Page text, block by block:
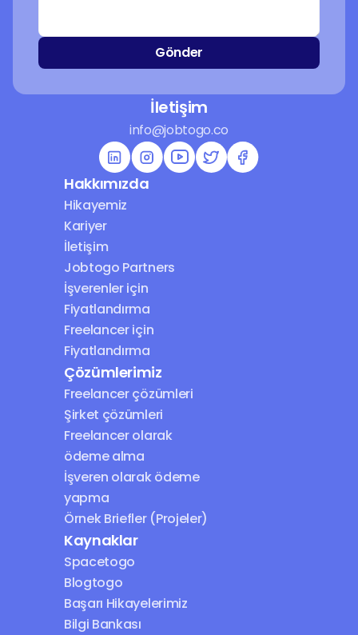
Gönder
İletişim
info@jobtogo.co
Hakkımızda
Hikayemiz
Kariyer
İletişim
Jobtogo Partners
İşverenler için
Fiyatlandırma
Freelancer için
Fiyatlandırma
Çözümlerimiz
Freelancer çözümleri
Şirket çözümleri
Freelancer olarak
ödeme alma
İşveren olarak ödeme
yapma
Örnek Briefler (Projeler)
Kaynaklar
Spacetogo
Blogtogo
Başarı Hikayelerimiz
Bilgi Bankası